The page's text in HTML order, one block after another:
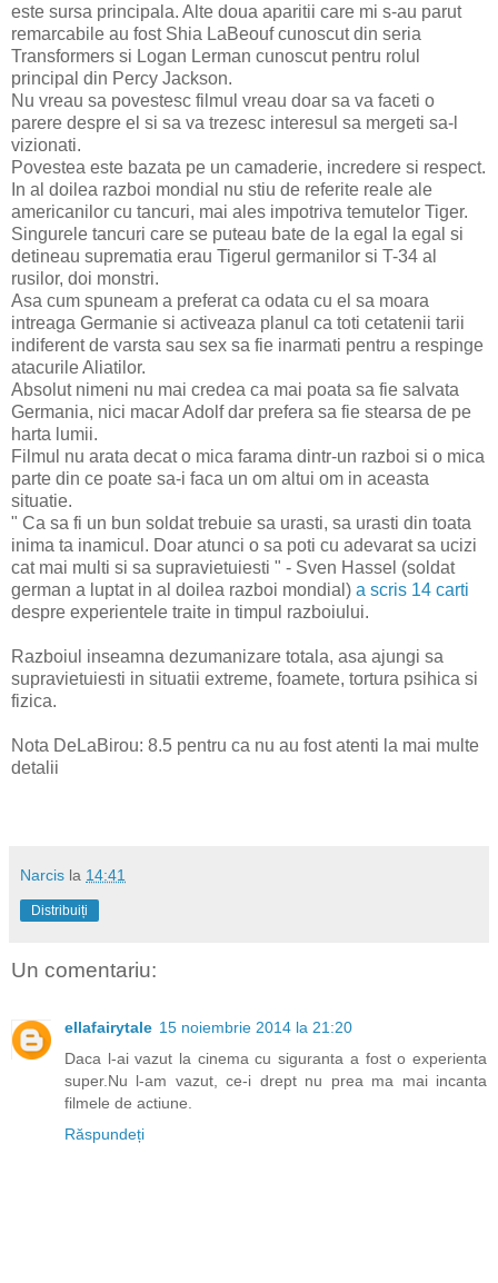
este sursa principala. Alte doua aparitii care mi s-au parut
remarcabile au fost Shia LaBeouf cunoscut din seria
Transformers si Logan Lerman cunoscut pentru rolul
principal din Percy Jackson.
Nu vreau sa povestesc filmul vreau doar sa va faceti o
parere despre el si sa va trezesc interesul sa mergeti sa-l
vizionati.
Povestea este bazata pe un camaderie, incredere si respect.
In al doilea razboi mondial nu stiu de referite reale ale
americanilor cu tancuri, mai ales impotriva temutelor Tiger.
Singurele tancuri care se puteau bate de la egal la egal si
detineau suprematia erau Tigerul germanilor si T-34 al
rusilor, doi monstri.
Asa cum spuneam a preferat ca odata cu el sa moara
intreaga Germanie si activeaza planul ca toti cetatenii tarii
indiferent de varsta sau sex sa fie inarmati pentru a respinge
atacurile Aliatilor.
Absolut nimeni nu mai credea ca mai poata sa fie salvata
Germania, nici macar Adolf dar prefera sa fie stearsa de pe
harta lumii.
Filmul nu arata decat o mica farama dintr-un razboi si o mica
parte din ce poate sa-i faca un om altui om in aceasta
situatie.
" Ca sa fi un bun soldat trebuie sa urasti, sa urasti din toata
inima ta inamicul. Doar atunci o sa poti cu adevarat sa ucizi
cat mai multi si sa supravietuiesti " - Sven Hassel (soldat
german a luptat in al doilea razboi mondial) a scris 14 carti
despre experientele traite in timpul razboiului.
Razboiul inseamna dezumanizare totala, asa ajungi sa
supravietuiesti in situatii extreme, foamete, tortura psihica si
fizica.
Nota DeLaBirou: 8.5 pentru ca nu au fost atenti la mai multe
detalii
Narcis la 14:41
Distribuiți
Un comentariu:
ellafairytale 15 noiembrie 2014 la 21:20
Daca l-ai vazut la cinema cu siguranta a fost o experienta
super.Nu l-am vazut, ce-i drept nu prea ma mai incanta
filmele de actiune.
Răspundeți